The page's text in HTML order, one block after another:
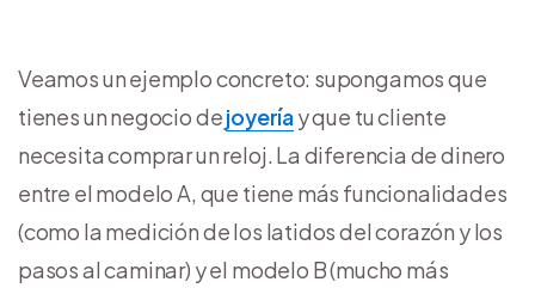
Veamos un ejemplo concreto: supongamos que
tienes un negocio dejoyeríay que tu cliente
necesita comprar un reloj. La diferencia de dinero
entre el modelo A, que tiene más funcionalidades
(como la medición de los latidos del corazón y los
pasos al caminar) y el modelo B (mucho más